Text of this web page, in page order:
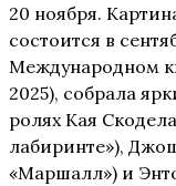
20 ноября.
состоится в
Международном
2025), собрала
ролях Кая
лабиринте»),
«Маршалл») и